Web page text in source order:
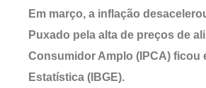
Em março, a inflação
Puxado pela alta de preços de
Consumidor Amplo (IPCA) ficou
Estatística (IBGE).